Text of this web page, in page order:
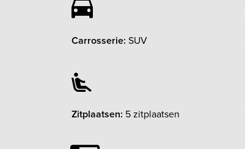
Carrosserie: SUV
Zitplaatsen: 5 zitplaatsen